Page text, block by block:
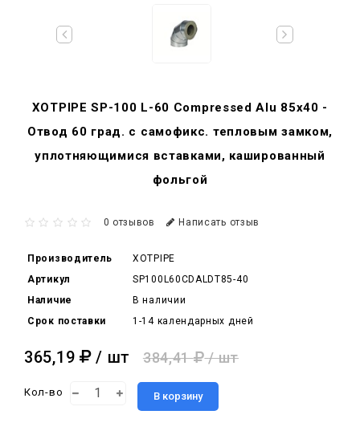
XOTPIPE SP-100 L-60 Compressed Alu 85x40 -
Отвод 60 град. c самофикс. тепловым замком,
уплотняющимися вставками, кашированный
фольгой
0 отзывов Написать отзыв
Производитель
XOTPIPE
Артикул
SP100L60CDALDT85-40
Наличие
В наличии
Срок поставки
1-14 календарных дней
365,19 / шт 384,41 / шт
Кол-во В корзину